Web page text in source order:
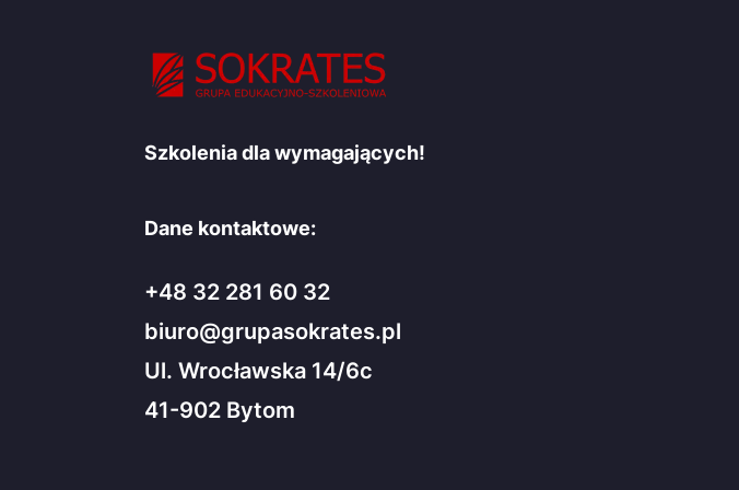
Szkolenia dla wymagających!
Dane kontaktowe:
+48 32 281 60 32
biuro@grupasokrates.pl
Ul. Wrocławska 14/6c
41-902 Bytom